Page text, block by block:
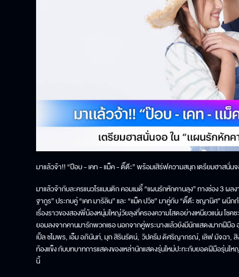
มาแล้วจ้า!! “ป๊อบ - เคท - แม็ค - ติ๊ต๊ะ” พร้อมเสิร์ฟความสนุก เตรียมฮาสนั่
มาแล้วจ้ากับละครแนวโรแมนติก คอมเมดี้ “แผนรักหักคานลุง” ทางช่อง 3
ฐากูร” ประกบคู่ “เคท มาริลิน” และ “แม็ค ปวิช” มาคู่กับ “ติ๊ต๊ะ ชญานิศ” ผนึ
เรื่องราวของสองพี่น้องหนุ่มใหญ่วัยลุงที่ครองความโสดอย่างเหนียวแน่น โ
ยอมลงจากคานมารักพวกเธอ นอกจากคู่พระนางแล้วยังมีนักแสดงมากฝี
เปิ้ล ชไมพร, เอ็ม อภินันท์, มุก สิรินรัตน์, วิปครีม ดิศริญากรณ์, เลิฟ มัจฉา,
ท้องแข็ง กับบทบาทการแสดงของเหล่านักแสดงรุ่นใหม่ปะทะกับยอดฝีมือรุ่น
นี้